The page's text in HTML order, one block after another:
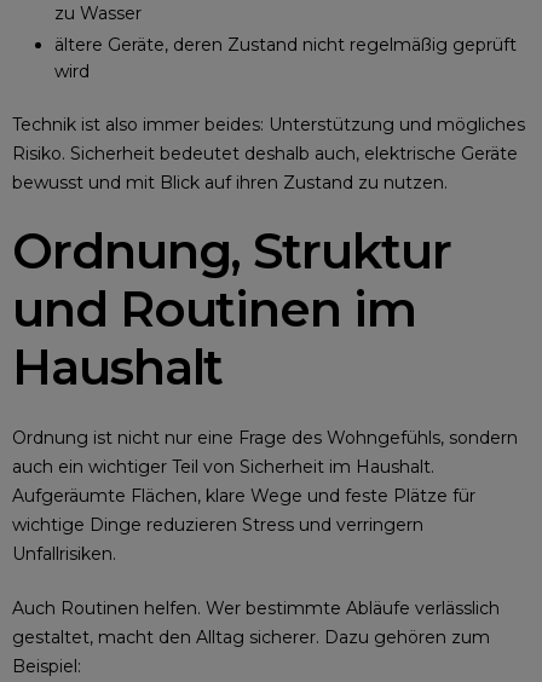
zu Wasser
ältere Geräte, deren Zustand nicht regelmäßig geprüft
wird
Technik ist also immer beides: Unterstützung und mögliches
Risiko. Sicherheit bedeutet deshalb auch, elektrische Geräte
bewusst und mit Blick auf ihren Zustand zu nutzen.
Ordnung, Struktur
und Routinen im
Haushalt
Ordnung ist nicht nur eine Frage des Wohngefühls, sondern
auch ein wichtiger Teil von Sicherheit im Haushalt.
Aufgeräumte Flächen, klare Wege und feste Plätze für
wichtige Dinge reduzieren Stress und verringern
Unfallrisiken.
Auch Routinen helfen. Wer bestimmte Abläufe verlässlich
gestaltet, macht den Alltag sicherer. Dazu gehören zum
Beispiel: